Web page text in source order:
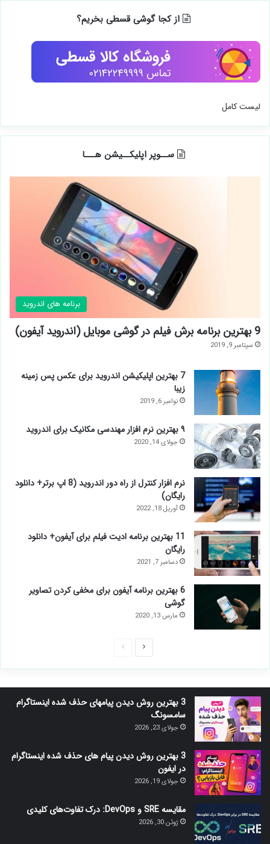
از کجا گوشی قسطی بخریم؟
لیست کامل
ســوپر اپلیکــیشن هـــا
برنامه های اندروید
9 بهترین برنامه برش فیلم در گوشی موبایل (اندروید آیفون)
سپتامبر 9, 2019
7 بهترین اپلیکیشن اندروید برای عکس پس زمینه
زیبا
نوامبر 6, 2019
۹ بهترین نرم افزار مهندسی مکانیک برای اندروید
جولای 14, 2020
نرم افزار كنترل از راه دور اندرويد (8 اپ برتر+ دانلود
رایگان)
آوریل 18, 2022
11 بهترین برنامه ادیت فیلم برای آیفون+ دانلود
رایگان
دسامبر 7, 2021
6 بهترین برنامه آیفون برای مخفی کردن تصاویر
گوشی
مارس 13, 2020
صفحه
صفحه
3 بهترین روش دیدن پیامهای حذف شده اینستاگرام
سامسونگ
جولای 23, 2026
3 بهترین روش دیدن پیام های حذف شده اینستاگرام
در ایفون
جولای 19, 2026
مقایسه SRE و DevOps: درک تفاوت‌های کلیدی
ژوئن 30, 2026